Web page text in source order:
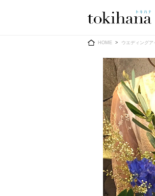
Ring
婚約指輪
結婚指輪
すべてのアイテム
指輪ショップ一覧
HOME ウエディングア